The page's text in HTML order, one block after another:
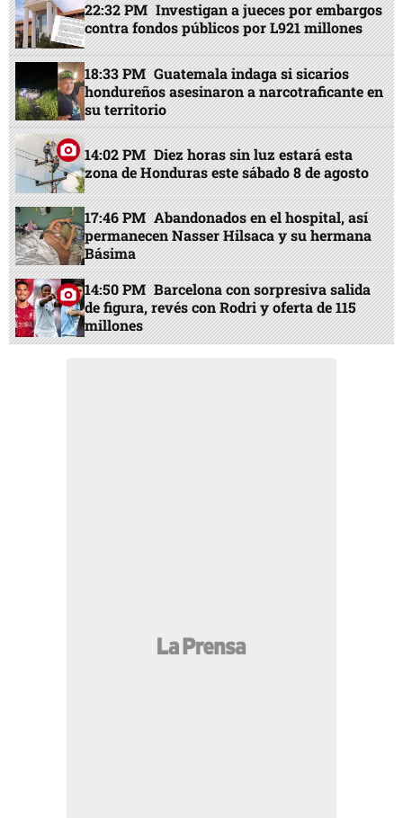
22:32 PM Investigan a jueces por embargos
contra fondos públicos por L921 millones
18:33 PM Guatemala indaga si sicarios
hondureños asesinaron a narcotraficante en
su territorio
14:02 PM Diez horas sin luz estará esta
zona de Honduras este sábado 8 de agosto
17:46 PM Abandonados en el hospital, así
permanecen Nasser Hilsaca y su hermana
Básima
14:50 PM Barcelona con sorpresiva salida
de figura, revés con Rodri y oferta de 115
millones